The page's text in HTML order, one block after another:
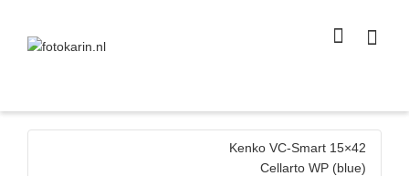
size
Super Search
Kenko VC-Smart 15×42
Cellarto WP (blue)